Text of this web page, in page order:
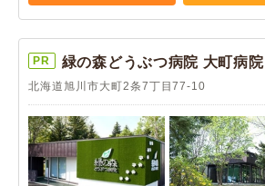
PR 緑の森どうぶつ病院 大町病院
北海道旭川市大町2条7丁目77-10